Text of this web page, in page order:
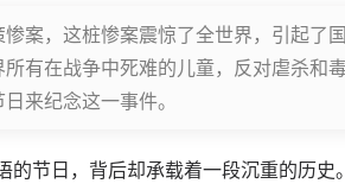
案，这桩惨案震惊了全世界，引起了
有在战争中死难的儿童，反对虐杀和
来纪念这一事件。
的节日，背后却承载着一段沉重的历史